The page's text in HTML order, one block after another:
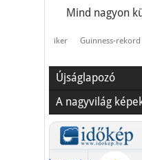
Mind nagyon
iker Guinness-rekord
Újságlapozó
A nagyvilág